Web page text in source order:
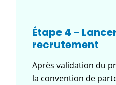
Étape 4 –
recrutement
Après validation du
la convention de